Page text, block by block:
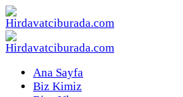
Ana Sayfa
Biz Kimiz